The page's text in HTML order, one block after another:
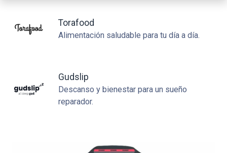
Torafood
Alimentación saludable para tu día a día.
Gudslip
Descanso y bienestar para un sueño
reparador.